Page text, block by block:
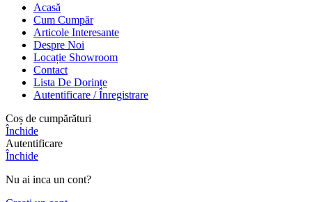
Acasă
Cum Cumpăr
Articole Interesante
Despre Noi
Locație Showroom
Contact
Lista De Dorințe
Autentificare / Înregistrare
Coș de cumpărături
Închide
Autentificare
Închide
Nu ai inca un cont?